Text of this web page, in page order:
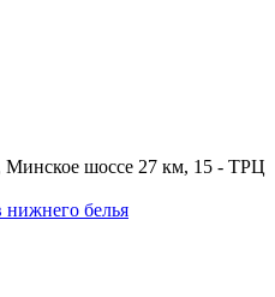
Минское шоссе 27 км, 15 - ТРЦ
нижнего белья